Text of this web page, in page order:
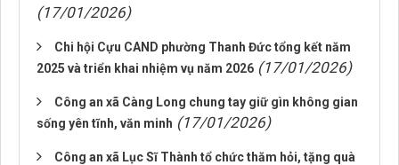
(17/01/2026)
Chi hội Cựu CAND phường Thanh Đức tổng kết năm
2025 và triển khai nhiệm vụ năm 2026 (17/01/2026)
Công an xã Càng Long chung tay giữ gìn không gian
sống yên tĩnh, văn minh (17/01/2026)
Công an xã Lục Sĩ Thành tổ chức thăm hỏi, tặng quà